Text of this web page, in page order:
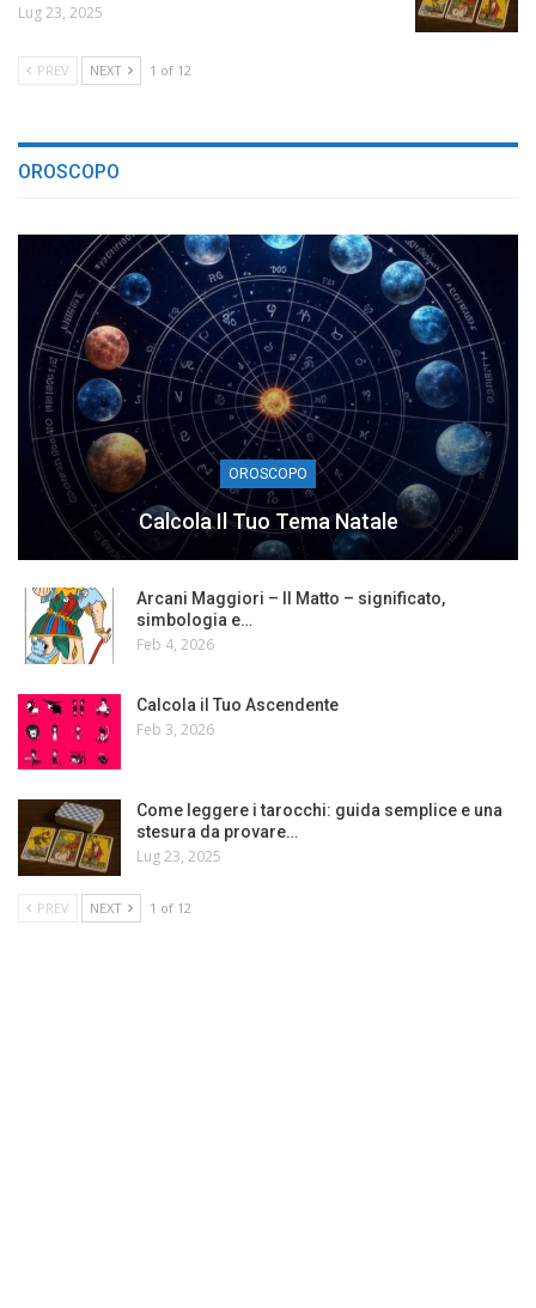
Lug 23, 2025
PREV NEXT 1 of 12
OROSCOPO
OROSCOPO
Calcola Il Tuo Tema Natale
Arcani Maggiori – Il Matto – significato,
simbologia e…
Feb 4, 2026
Calcola il Tuo Ascendente
Feb 3, 2026
Come leggere i tarocchi: guida semplice e una
stesura da provare…
Lug 23, 2025
PREV NEXT 1 of 12